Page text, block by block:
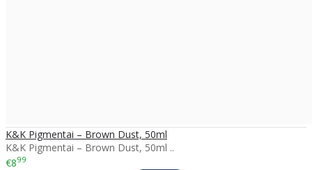
K&K Pigmentai – Brown Dust, 50ml
K&K Pigmentai – Brown Dust, 50ml ..
€899